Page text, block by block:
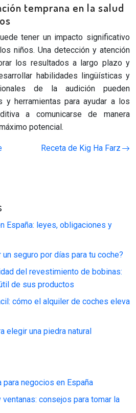
temprana en la salud
tener un impacto significativo
niños. Una detección y atención
los resultados a largo plazo y
habilidades lingüísticas y
de la audición pueden
y herramientas para ayudar a los
a comunicarse de manera
potencial.
Receta de Kig Ha Farz
España: leyes, obligaciones y
seguro por días para tu coche?
del revestimiento de bobinas:
de sus productos
cómo el alquiler de coches eleva
elegir una piedra natural
para negocios en España
consejos para tomar la